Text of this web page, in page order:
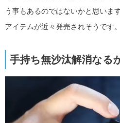
う事もあるのではないかと思いま
アイテムが近々発売されそうです。
手持ち無沙汰解消なる